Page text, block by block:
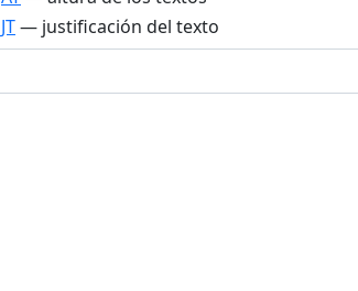
JT— justificación del texto